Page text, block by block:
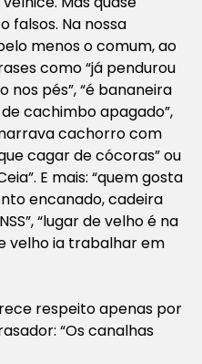
falsos. Na nossa
menos o comum, ao
como “já pendurou
nos pés”, “é bananeira
cachimbo apagado”,
cachorro com
cagar de cócoras” ou
E mais: “quem gosta
encanado, cadeira
“lugar de velho é na
velho ia trabalhar em
respeito apenas por
“Os canalhas